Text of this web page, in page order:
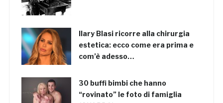
Ilary Blasi ricorre alla chirurgia
estetica: ecco come era prima e
com’è adesso…
30 buffi bimbi che hanno
“rovinato” le foto di famiglia